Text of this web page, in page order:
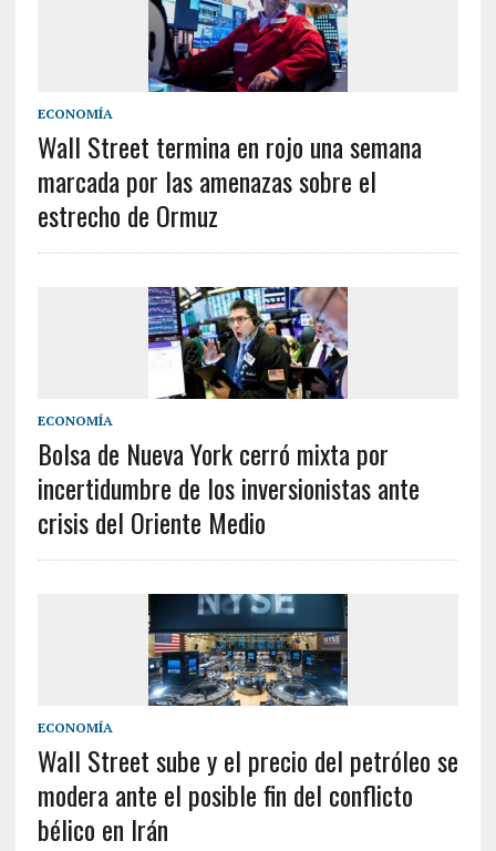
ECONOMÍA
Wall Street termina en rojo una semana
marcada por las amenazas sobre el
estrecho de Ormuz
ECONOMÍA
Bolsa de Nueva York cerró mixta por
incertidumbre de los inversionistas ante
crisis del Oriente Medio
ECONOMÍA
Wall Street sube y el precio del petróleo se
modera ante el posible fin del conflicto
bélico en Irán